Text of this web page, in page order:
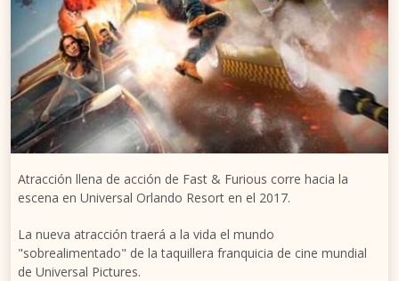
Atracción llena de acción de Fast & Furious corre hacia la
escena en Universal Orlando Resort en el 2017.
La nueva atracción traerá a la vida el mundo
"sobrealimentado" de la taquillera franquicia de cine mundial
de Universal Pictures.